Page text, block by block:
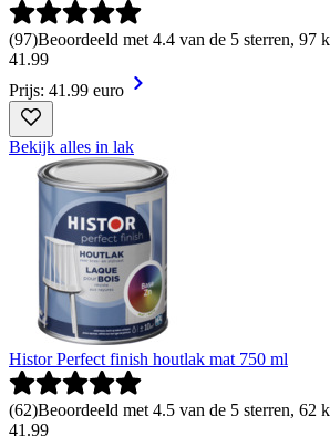
(97)Beoordeeld met 4.4 van de 5 sterren, 97
41.99
Prijs: 41.99 euro
Bekijk alles in lak
Histor Perfect finish houtlak mat 750 ml
(62)Beoordeeld met 4.5 van de 5 sterren, 62
41.99